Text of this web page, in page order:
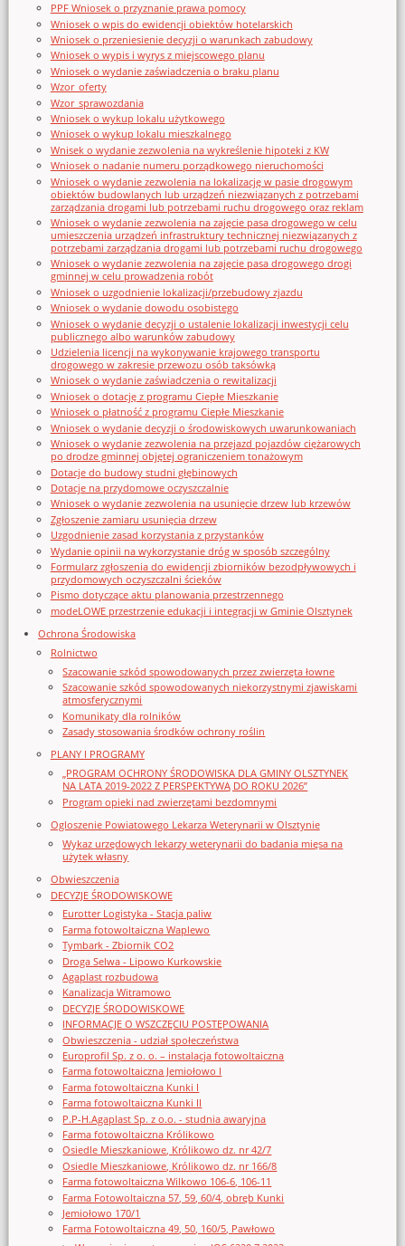
PPF Wniosek o przyznanie prawa pomocy
Wniosek o wpis do ewidencji obiektów hotelarskich
Wniosek o przeniesienie decyzji o warunkach zabudowy
Wniosek o wypis i wyrys z miejscowego planu
Wniosek o wydanie zaświadczenia o braku planu
Wzor_oferty
Wzor_sprawozdania
Wniosek o wykup lokalu użytkowego
Wniosek o wykup lokalu mieszkalnego
Wnisek o wydanie zezwolenia na wykreślenie hipoteki z KW
Wniosek o nadanie numeru porządkowego nieruchomości
Wniosek o wydanie zezwolenia na lokalizację w pasie drogowym
obiektów budowlanych lub urządzeń niezwiązanych z potrzebami
zarządzania drogami lub potrzebami ruchu drogowego oraz reklam
Wniosek o wydanie zezwolenia na zajęcie pasa drogowego w celu
umieszczenia urządzeń infrastruktury technicznej niezwiązanych z
potrzebami zarządzania drogami lub potrzebami ruchu drogowego
Wniosek o wydanie zezwolenia na zajęcie pasa drogowego drogi
gminnej w celu prowadzenia robót
Wniosek o uzgodnienie lokalizacji/przebudowy zjazdu
Wniosek o wydanie dowodu osobistego
Wniosek o wydanie decyzji o ustalenie lokalizacji inwestycji celu
publicznego albo warunków zabudowy
Udzielenia licencji na wykonywanie krajowego transportu
drogowego w zakresie przewozu osób taksówką
Wniosek o wydanie zaświadczenia o rewitalizacji
Wniosek o dotację z programu Ciepłe Mieszkanie
Wniosek o płatność z programu Ciepłe Mieszkanie
Wniosek o wydanie decyzji o środowiskowych uwarunkowaniach
Wniosek o wydanie zezwolenia na przejazd pojazdów ciężarowych
po drodze gminnej objętej ograniczeniem tonażowym
Dotacje do budowy studni głębinowych
Dotacje na przydomowe oczyszczalnie
Wniosek o wydanie zezwolenia na usunięcie drzew lub krzewów
Zgłoszenie zamiaru usunięcia drzew
Uzgodnienie zasad korzystania z przystanków
Wydanie opinii na wykorzystanie dróg w sposób szczególny
Formularz zgłoszenia do ewidencji zbiorników bezodpływowych i
przydomowych oczyszczalni ścieków
Pismo dotyczące aktu planowania przestrzennego
modeLOWE przestrzenie edukacji i integracji w Gminie Olsztynek
Ochrona Środowiska
Rolnictwo
Szacowanie szkód spowodowanych przez zwierzęta łowne
Szacowanie szkód spowodowanych niekorzystnymi zjawiskami
atmosferycznymi
Komunikaty dla rolników
Zasady stosowania środków ochrony roślin
PLANY I PROGRAMY
„PROGRAM OCHRONY ŚRODOWISKA DLA GMINY OLSZTYNEK
NA LATA 2019-2022 Z PERSPEKTYWĄ DO ROKU 2026”
Program opieki nad zwierzętami bezdomnymi
Ogloszenie Powiatowego Lekarza Weterynarii w Olsztynie
Wykaz urzędowych lekarzy weterynarii do badania mięsa na
użytek własny
Obwieszczenia
DECYZJE ŚRODOWISKOWE
Eurotter Logistyka - Stacja paliw
Farma fotowoltaiczna Waplewo
Tymbark - Zbiornik CO2
Droga Selwa - Lipowo Kurkowskie
Agaplast rozbudowa
Kanalizacja Witramowo
DECYZJE ŚRODOWISKOWE
INFORMACJE O WSZCZĘCIU POSTĘPOWANIA
Obwieszczenia - udział społeczeństwa
Europrofil Sp. z o. o. – instalacja fotowoltaiczna
Farma fotowoltaiczna Jemiołowo I
Farma fotowoltaiczna Kunki I
Farma fotowoltaiczna Kunki II
P.P-H.Agaplast Sp. z o.o. - studnia awaryjna
Farma fotowoltaiczna Królikowo
Osiedle Mieszkaniowe, Królikowo dz. nr 42/7
Osiedle Mieszkaniowe, Królikowo dz. nr 166/8
Farma fotowoltaiczna Wilkowo 106-6, 106-11
Farma Fotowoltaiczna 57, 59, 60/4, obręb Kunki
Jemiołowo 170/1
Farma Fotowoltaiczna 49, 50, 160/5, Pawłowo